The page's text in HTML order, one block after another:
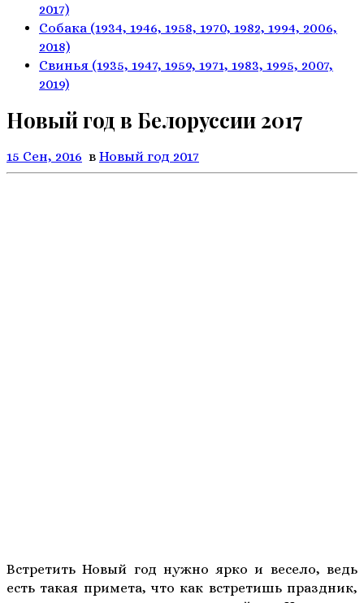
2017)
Собака (1934, 1946, 1958, 1970, 1982, 1994, 2006,
2018)
Свинья (1935, 1947, 1959, 1971, 1983, 1995, 2007,
2019)
Новый год в Белоруссии 2017
15 Сен, 2016 в Новый год 2017
Встретить Новый год нужно ярко и весело, ведь
есть такая примета, что как встретишь праздник,